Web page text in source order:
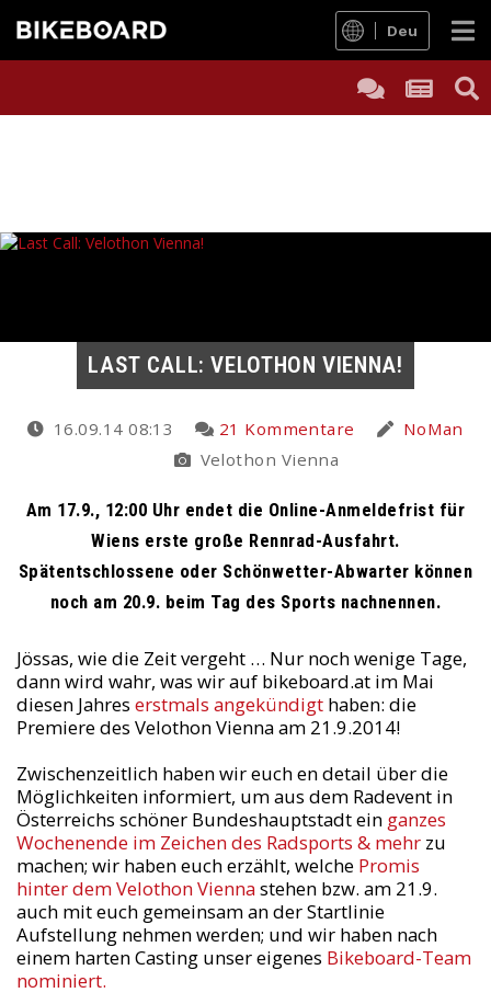
Deu
LAST CALL: VELOTHON VIENNA!
16.09.14 08:13 21 Kommentare
NoMan
Velothon Vienna
Am 17.9., 12:00 Uhr endet die Online-Anmeldefrist für
Wiens erste große Rennrad-Ausfahrt.
Spätentschlossene oder Schönwetter-Abwarter können
noch am 20.9. beim Tag des Sports nachnennen.
Jössas, wie die Zeit vergeht … Nur noch wenige Tage,
dann wird wahr, was wir auf bikeboard.at im Mai
diesen Jahres erstmals angekündigthaben: die
Premiere des Velothon Vienna am 21.9.2014!
Zwischenzeitlich haben wir euch en detail über die
Möglichkeiten informiert, um aus dem Radevent in
Österreichs schöner Bundeshauptstadt ein ganzes
Wochenende im Zeichen des Radsports & mehrzu
machen; wir haben euch erzählt, welche Promis
hinter dem Velothon Viennastehen bzw. am 21.9.
auch mit euch gemeinsam an der Startlinie
Aufstellung nehmen werden; und wir haben nach
einem harten Casting unser eigenes Bikeboard-Team
nominiert.